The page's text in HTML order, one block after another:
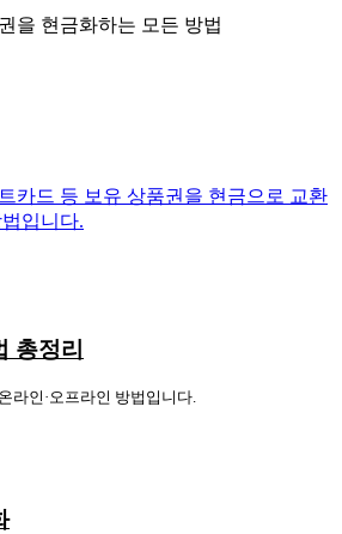
을 현금화하는 모든 방법
카드 등 보유 상품권을 현금으로 교환
입니다.
총정리
라인·오프라인 방법입니다.